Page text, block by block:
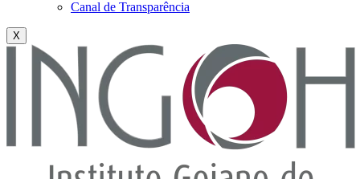
Canal de Transparência
X